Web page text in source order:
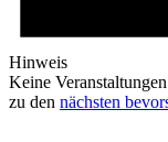
Hinweis
Keine
zu den nächsten